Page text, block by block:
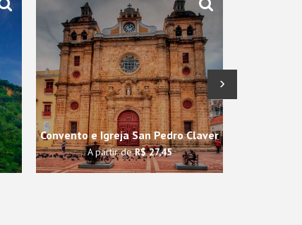
Convento e Igreja San Pedro Claver
A partir deR$ 27,45
›